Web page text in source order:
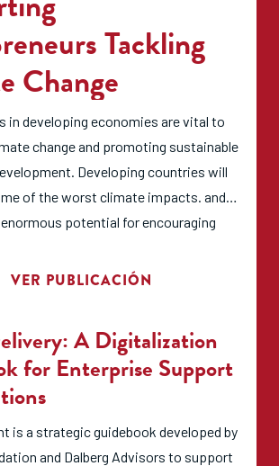
Tackling
Change
in developing economies are vital to
change and promoting sustainable
Developing countries will
of the worst climate impacts. and
potential for encouraging
in developing economies face
of the current literature on the
entrepreneurs and climate action, as
action."
VER PUBLICACIÓN
A Digitalization
for Enterprise Support
is a strategic guidebook developed by
and Dalberg Advisors to support